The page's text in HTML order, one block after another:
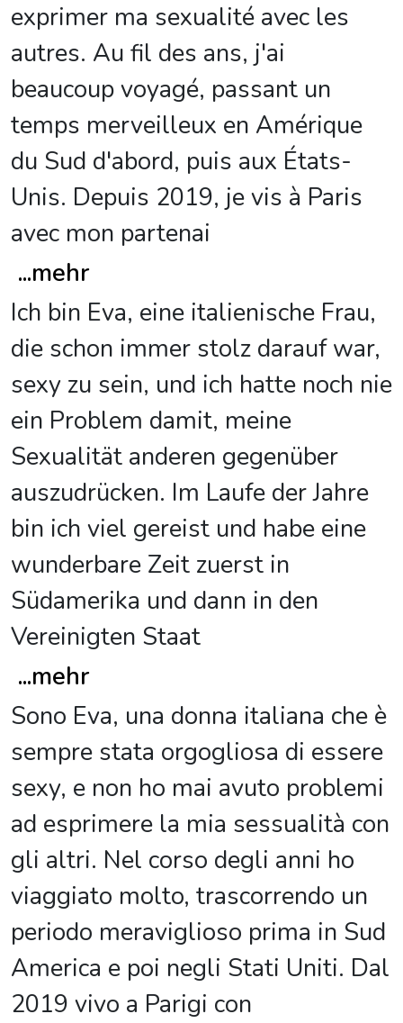
exprimer ma sexualité avec les
autres. Au fil des ans, j'ai
beaucoup voyagé, passant un
temps merveilleux en Amérique
du Sud d'abord, puis aux États-
Unis. Depuis 2019, je vis à Paris
avec mon partenai
...mehr
Ich bin Eva, eine italienische Frau,
die schon immer stolz darauf war,
sexy zu sein, und ich hatte noch nie
ein Problem damit, meine
Sexualität anderen gegenüber
auszudrücken. Im Laufe der Jahre
bin ich viel gereist und habe eine
wunderbare Zeit zuerst in
Südamerika und dann in den
Vereinigten Staat
...mehr
Sono Eva, una donna italiana che è
sempre stata orgogliosa di essere
sexy, e non ho mai avuto problemi
ad esprimere la mia sessualità con
gli altri. Nel corso degli anni ho
viaggiato molto, trascorrendo un
periodo meraviglioso prima in Sud
America e poi negli Stati Uniti. Dal
2019 vivo a Parigi con